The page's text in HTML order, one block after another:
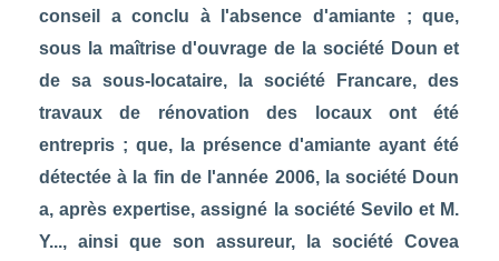
conseil a conclu à l'absence d'amiante ; que,
sous la maîtrise d'ouvrage de la société Doun et
de sa sous-locataire, la société Francare, des
travaux de rénovation des locaux ont été
entrepris ; que, la présence d'amiante ayant été
détectée à la fin de l'année 2006, la société Doun
a, après expertise, assigné la société Sevilo et M.
Y..., ainsi que son assureur, la société Covea